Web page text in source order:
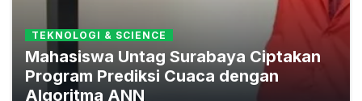
TEKNOLOGI & SCIENCE
Mahasiswa Untag Surabaya Ciptakan
Program Prediksi Cuaca dengan
Algoritma ANN